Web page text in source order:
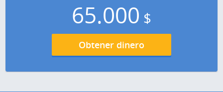
65.000 $
Obtener dinero